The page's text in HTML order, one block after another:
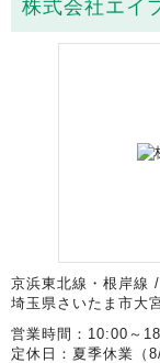
株式会社エイ
京浜東北線・根岸線
埼玉県さいたま市大
営業時間：10:00～
定休日：夏季休業（